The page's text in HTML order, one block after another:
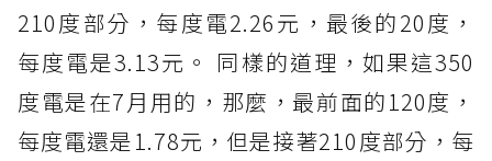
210度部分，每度電2.26元，最後的20度，
每度電是3.13元。 同樣的道理，如果這350
度電是在7月用的，那麼，最前面的120度，
每度電還是1.78元，但是接著210度部分，每